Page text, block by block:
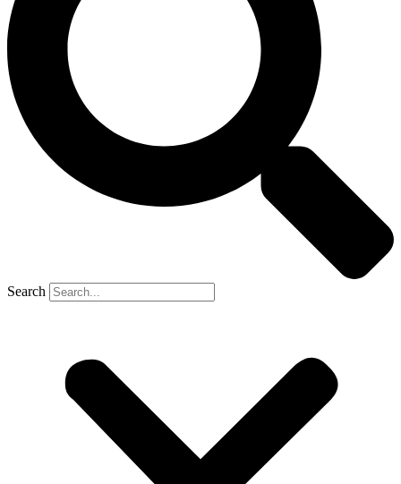
Search